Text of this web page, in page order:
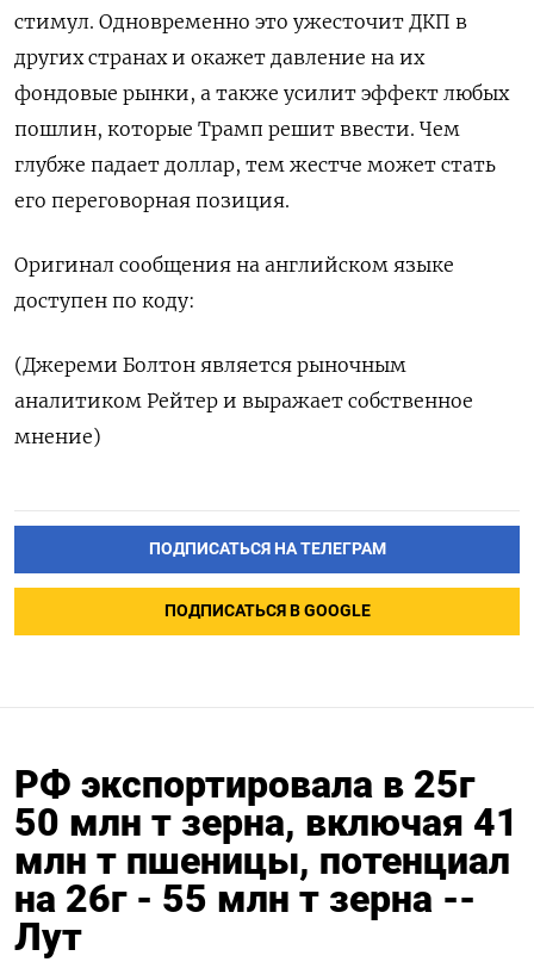
стимул. Одновременно это ужесточит ДКП в
других странах и окажет давление на ‍их
фондовые ‍рынки, а также усилит эффект любых
пошлин, которые Трамп решит ввести. Чем
‍глубже падает доллар, тем жестче может стать
его переговорная позиция.
Оригинал сообщения на английском языке
доступен ⁠по коду:
(Джереми Болтон является рыночным
аналитиком Рейтер и выражает собственное
мнение)
ПОДПИСАТЬСЯ НА ТЕЛЕГРАМ
ПОДПИСАТЬСЯ В GOOGLE
РФ экспортировала в 25г
50 млн т зерна, включая 41
млн т пшеницы, потенциал
на 26г - 55 млн т зерна --
Лут